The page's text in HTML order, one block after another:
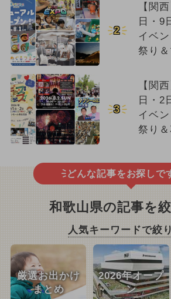
2
【関
日・9
イベ
祭り
3
【関
日・2
イベ
祭り＆
どんな記事をお探しで
和歌山県の記事を
人気キーワードで絞
厳選お出かけ
まとめ
2026年オープ
ン